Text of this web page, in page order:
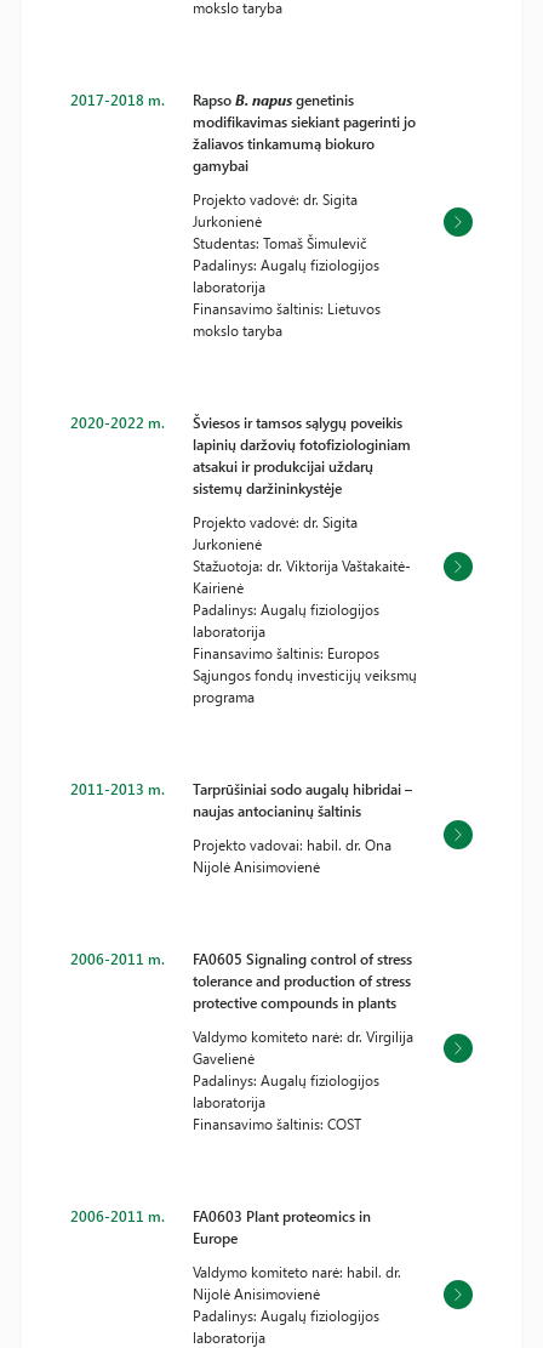
mokslo taryba
2017-2018 m. RapsoB. napusgenetinis
modifikavimas siekiant pagerinti jo
žaliavos tinkamumą biokuro
gamybai
Projekto vadovė: dr. Sigita
Jurkonienė
Studentas: Tomaš Šimulevič
Padalinys: Augalų fiziologijos
laboratorija
Finansavimo šaltinis: Lietuvos
mokslo taryba
2020-2022 m.
Šviesos ir tamsos sąlygų poveikis
lapinių daržovių fotofiziologiniam
atsakui ir produkcijai uždarų
sistemų daržininkystėje
Projekto vadovė: dr. Sigita
Jurkonienė
Stažuotoja: dr. Viktorija Vaštakaitė-
Kairienė
Padalinys: Augalų fiziologijos
laboratorija
Finansavimo šaltinis: Europos
Sąjungos fondų investicijų veiksmų
programa
2011-2013 m.
Tarprūšiniai sodo augalų hibridai –
naujas antocianinų šaltinis
Projekto vadovai: habil. dr. Ona
Nijolė Anisimovienė
2006-2011 m.
FA0605 Signaling control of stress
tolerance and production of stress
protective compounds in plants
Valdymo komiteto narė: dr. Virgilija
Gavelienė
Padalinys: Augalų fiziologijos
laboratorija
Finansavimo šaltinis: COST
2006-2011 m.
FA0603 Plant proteomics in
Europe
Valdymo komiteto narė: habil. dr.
Nijolė Anisimovienė
Padalinys: Augalų fiziologijos
laboratorija